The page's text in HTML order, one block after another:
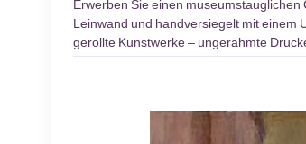
Erwerben Sie einen
Leinwand und handversiegelt mit einem
gerollte Kunstwerke – ungerahmte